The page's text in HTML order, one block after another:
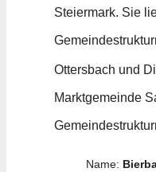
Steiermark. Sie
Ottersbach und
Marktgemeinde
Name: